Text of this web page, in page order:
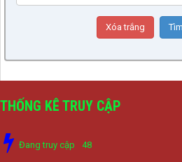
THỐNG KÊ TRUY CẬP
Đang truy cập 48